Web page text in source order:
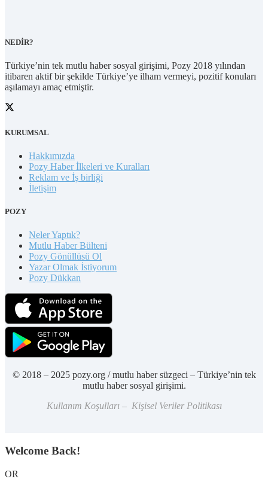
NEDİR?
Türkiye’nin tek mutlu haber sosyal girişimi, Pozy 2018 yılından
itibaren aktif bir şekilde Türkiye’ye ilham vermeyi, pozitif konuları
aşılamayı amaç etmiştir.
KURUMSAL
Hakkımızda
Pozy Haber İlkeleri ve Kuralları
Reklam ve İş birliği
İletişim
POZY
Neler Yaptık?
Mutlu Haber Bülteni
Pozy Gönüllüsü Ol
Yazar Olmak İstiyorum
Pozy Dükkan
© 2018 – 2025 pozy.org / mutlu haber süzgeci – Türkiye’nin tek
mutlu haber sosyal girişimi.
Kullanım Koşulları – Kişisel Veriler Politikası
Welcome Back!
OR